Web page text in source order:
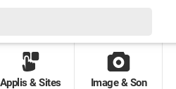
Applis & Sites Image & Son